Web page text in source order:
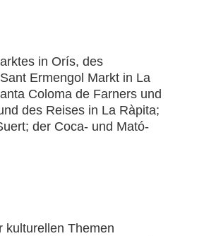
in Orís, des
Ermengol Markt in La
Coloma de Farners und
des Reises in La Ràpita;
der Coca- und Mató-
kulturellen Themen